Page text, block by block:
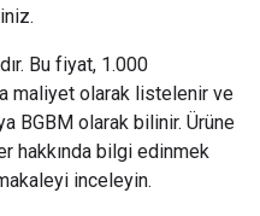
Bu fiyat, 1.000
maliyet olarak listelenir ve
BGBM olarak bilinir. Ürüne
hakkında bilgi edinmek
inceleyin.